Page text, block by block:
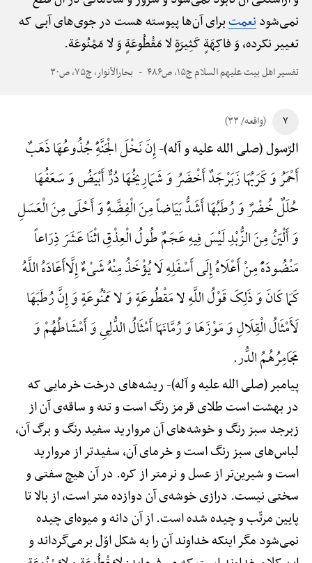
نمی‌شودنعمتبرای آن‌ها پیوسته هست در جوی‌های آبی که
تغییر نکرده، وَ فاکِهَةٍ کَثِیرَةٍ لا مَقْطُوعَةٍ وَ لا مَمْنُوعَة.
تفسیر اهل بیت علیهم السلام ج۱۵، ص۴۸۶ بحارالأنوار، ج۷۵، ص۳۰
۷ (واقعه/ ۳۳)
الرّسول (صلی الله علیه و آله)-إِنَ نَخْلَ الْجَنَّهًِْ جُذُوعُهَا ذَهَبٌ
أَحْمَرُ وَ کَرَبُهَا زَبَرْجَدٌ أَخْضَرُ وَ شَمَارِیخُهَا دُرٌّ أَبْیَضُ وَ سَعَفُهَا
حُلَلٌ خُضْرٌ وَ رُطَبُهَا أَشَدُّ بَیَاضاً مِنَ الْفِضَّهًِْ وَ أَحْلَی مِنَ الْعَسَلِ
وَ أَلْیَنُ مِنَ الزُّبْدِ لَیْسَ فِیهِ عَجَمٌ طُولُ الْعِذْقِ اثْنَا عَشَرَ ذِرَاعاً
مَنْضُودَهًًْ مِنْ أَعْلَاهُ إِلَی أَسْفَلِهِ لَا یُؤْخَذُ مِنْهُ شَیْءٌ إِلَّاأَعَادَهُ اللَّهُ
کَمَا کَانَ وَ ذَلِکَ قَوْلُ اللَّهِ لا مَقْطُوعَةٍ وَ لا مَمْنُوعَةٍ وَ إِنَّ رُطَبَهَا
لَأَمْثَالُ الْقِلَالِ وَ مَوْزَهَا وَ رُمَّانَهَا أَمْثَالُ الدُّلِیِ وَ أَمْشَاطُهُمْ وَ
مَجَامِرُهُمُ الدُّر.
پیامبر (صلی الله علیه و آله)-ریشه‌های درخت خرمایی که
در بهشت است طلای قرمز رنگ است و تنه و ساقه‌ی آن از
زبرجد سبز رنگ و خوشه‌های آن مروارید سفید رنگ و برگ آن،
لباس‌های سبز رنگ است و خرمای آن، سفیدتر از مروارید
است و شیرین‌تر از عسل و نرمتر از کره. در آن هیچ سفتی و
سختی نیست. درازی خوشه‌ی آن دوازده متر است، از بالا تا
پایین مرتّب و چیده شده است. از آن دانه و میوه‌ای چیده
نمی‌شود مگر اینکه خداوند آن را به شکل اوّل برمی‌گرداند و